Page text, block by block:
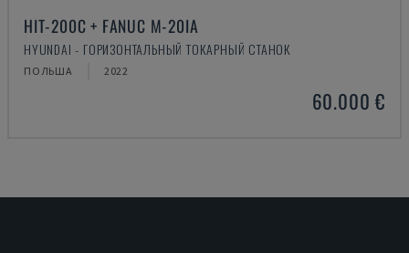
HIT-200C + FANUC M-20IA
HYUNDAI - ГОРИЗОНТАЛЬНЫЙ ТОКАРНЫЙ СТАНОК
ПОЛЬША 2022
60.000 €